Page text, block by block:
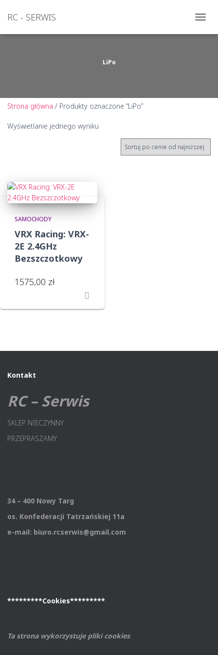
RC - SERWIS
LiPo
Strona główna / Produkty oznaczone “LiPo”
Wyświetlanie jednego wyniku
SAMOCHODY
VRX Racing: VRX-
2E 2.4GHz
Bezszczotkowy
1575,00 zł
Kontakt
RC – Serwis
SKLEP NIECZYNNY
PRZEPRASZAMY
34 – 400 Nowy Targ
os. Konfederacji Tatrzańskiej 11a
e-mail: biuro.rcserwis@gmail.com
*********Cookies*********
Ta strona wykorzystuje pliki cookies.